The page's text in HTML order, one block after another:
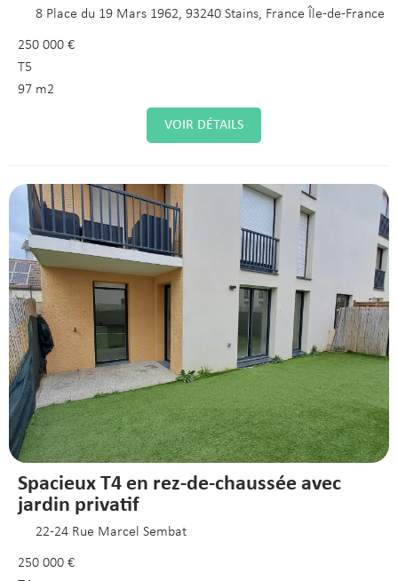
8 Place du 19 Mars 1962, 93240 Stains, France Île-de-France
250 000 €
T5
97 m2
VOIR DÉTAILS
Spacieux T4 en rez-de-chaussée avec
jardin privatif
22-24 Rue Marcel Sembat
250 000 €